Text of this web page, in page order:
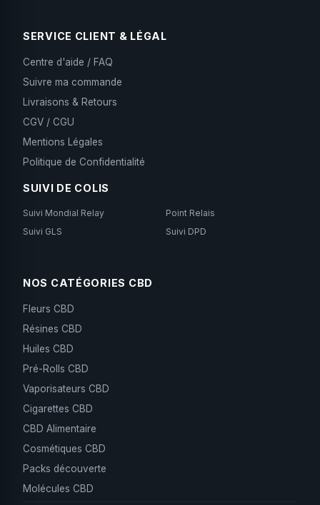
SERVICE CLIENT & LÉGAL
Centre d'aide / FAQ
Suivre ma commande
Livraisons & Retours
CGV / CGU
Mentions Légales
Politique de Confidentialité
SUIVI DE COLIS
Suivi Mondial Relay
Point Relais
Suivi GLS
Suivi DPD
NOS CATÉGORIES CBD
Fleurs CBD
Résines CBD
Huiles CBD
Pré-Rolls CBD
Vaporisateurs CBD
Cigarettes CBD
CBD Alimentaire
Cosmétiques CBD
Packs découverte
Molécules CBD